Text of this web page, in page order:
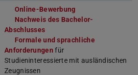
Online-Bewerbung
Nachweis des Bachelor-
Abschlusses
Formale und sprachliche
Anforderungen für
Studieninteressierte mit ausländischen
Zeugnissen